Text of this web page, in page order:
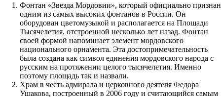
Фонтан «Звезда Мордовии», который официально признан
одним из самых высоких фонтанов в России. Он
оборудован цветомузыкой и располагается на Площади
Тысячелетия, отстроенной несколько лет назад. Фонтан
своей формой напоминает элемент мордовского
национального орнамента. Эта достопримечательность
была создана как символ единения мордовского народа с
русским на протяжении целого тысячелетия. Именно
поэтому площадь так и назвали.
Храм в честь адмирала и церковного деятеля Федора
Ушакова, построенный в 2006 году и считающийся самым